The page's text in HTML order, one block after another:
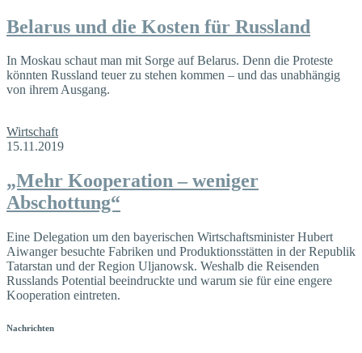
Belarus und die Kosten für Russland
In Moskau schaut man mit Sorge auf Belarus. Denn die Proteste
könnten Russland teuer zu stehen kommen – und das unabhängig
von ihrem Ausgang.
Wirtschaft
15.11.2019
„Mehr Kooperation – weniger
Abschottung“
Eine Delegation um den bayerischen Wirtschaftsminister Hubert
Aiwanger besuchte Fabriken und Produktionsstätten in der Republik
Tatarstan und der Region Uljanowsk. Weshalb die Reisenden
Russlands Potential beeindruckte und warum sie für eine engere
Kooperation eintreten.
Nachrichten